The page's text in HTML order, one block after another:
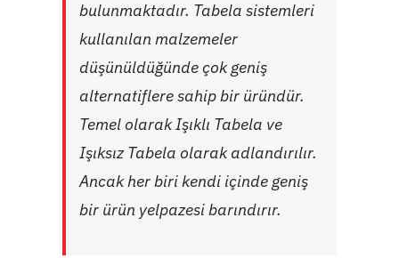
bulunmaktadır. Tabela sistemleri
kullanılan malzemeler
düşünüldüğünde çok geniş
alternatiflere sahip bir üründür.
Temel olarak Işıklı Tabela ve
Işıksız Tabela olarak adlandırılır.
Ancak her biri kendi içinde geniş
bir ürün yelpazesi barındırır.